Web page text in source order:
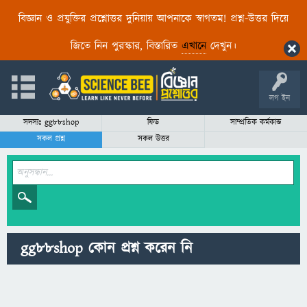
বিজ্ঞান ও প্রযুক্তির প্রশ্নোত্তর দুনিয়ায় আপনাকে স্বাগতম! প্রশ্ন-উত্তর দিয়ে
জিতে নিন পুরস্কার, বিস্তারিত এখানেদেখুন।
লগ ইন
সদস্যঃ gg88shop ফিড
সাম্প্রতিক কর্মকান্ড
সকল প্রশ্ন
সকল উত্তর
gg88shop কোন প্রশ্ন করেন নি